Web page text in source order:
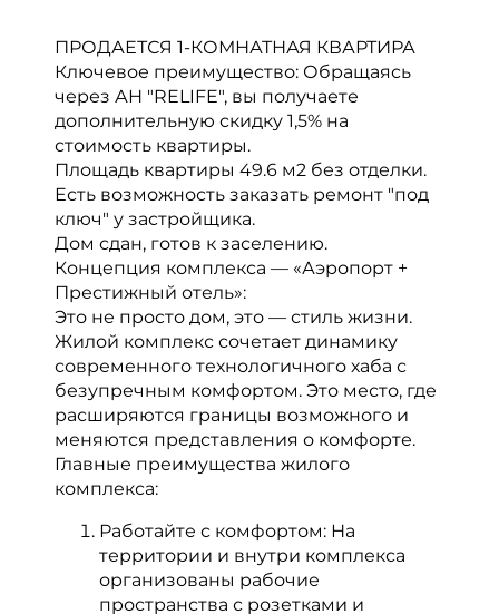
ПРОДАЕТСЯ 1-КОМНАТНАЯ КВАРТИРА
Ключевое преимущество: Обращаясь
через АН "RELIFE", вы получаете
дополнительную скидку 1,5% на
стоимость квартиры.
Площадь квартиры 49.6 м2 без отделки.
Есть возможность заказать ремонт "под
ключ" у застройщика.
Дом сдан, готов к заселению.
Концепция комплекса — «Аэропорт +
Престижный отель»:
Это не просто дом, это — стиль жизни.
Жилой комплекс сочетает динамику
современного технологичного хаба с
безупречным комфортом. Это место, где
расширяются границы возможного и
меняются представления о комфорте.
Главные преимущества жилого
комплекса:
Работайте с комфортом: На
территории и внутри комплекса
организованы рабочие
пространства с розетками и